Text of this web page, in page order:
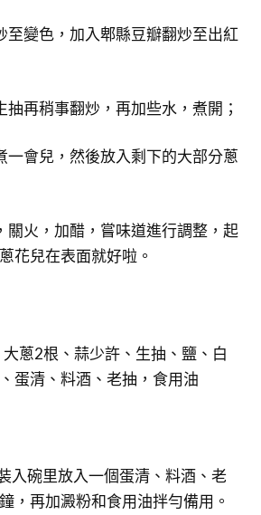
至變色，加入郫縣豆瓣翻炒至出紅
再稍事翻炒，再加些水，煮開；
一會兒，然後放入剩下的大部分蔥
關火，加醋，嘗味道進行調整，起
花兒在表面就好啦。
蔥2根、蒜少許、生抽、鹽、白
蛋清、料酒、老抽，食用油
入碗里放入一個蛋清、料酒、老
，再加澱粉和食用油拌勻備用。